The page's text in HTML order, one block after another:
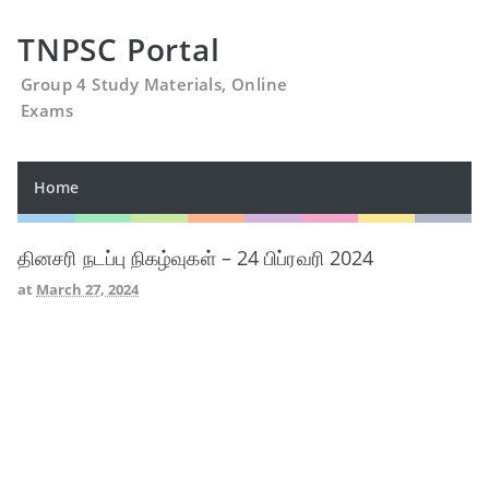
TNPSC Portal
Group 4 Study Materials, Online
Exams
Home
தினசரி நடப்பு நிகழ்வுகள் – 24 பிப்ரவரி 2024
at March 27, 2024